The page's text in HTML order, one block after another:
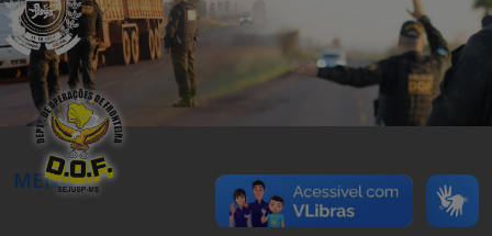
MENU